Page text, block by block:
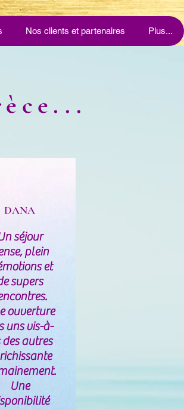
Nos clients et partenaires Plus...
DANA
séjour
plein
et
supers
ouverture
uns vis-à-
des autres
Une